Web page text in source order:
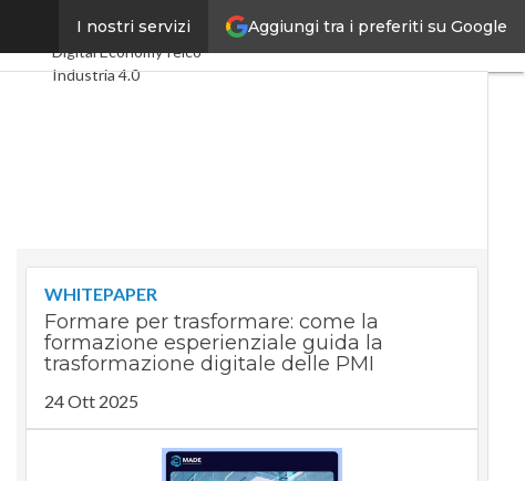
Aggiungi tra i preferiti su Google
I nostri servizi
Ultimi articoli
Digital EconomyTelco
Industria 4.0
WHITEPAPER
Formare per trasformare: come la
formazione esperienziale guida la
trasformazione digitale delle PMI
24 Ott 2025